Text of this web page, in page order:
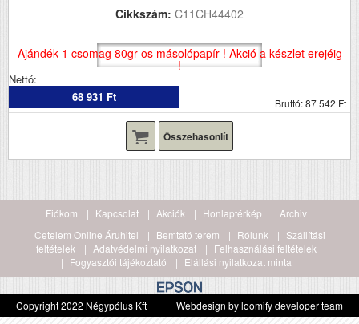
Cikkszám: C11CH44402
Ajándék 1 csomag 80gr-os másolópapír ! Akció a készlet erejéig
!
Nettó:
68 931 Ft
Bruttó: 87 542 Ft
Összehasonlít
Fiókom Kapcsolat Akciók Honlaptérkép
Archiv
Cetelem Online Áruhitel
Bemtató terem Rólunk
Szállítási
feltételek
Adatvédelmi nyilatkozat
Felhasználási feltételek
Fogyasztói tájékoztató
Elállási nyilatkozat minta
Copyright 2022 Négypólus Kft Webdesign by loomify developer team